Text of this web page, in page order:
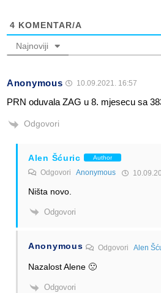
4 KOMENTAR/A
Najnoviji
Anonymous 10.09.2021. 16:57
PRN oduvala ZAG u 8. mjesecu sa
Odgovori
Alen Šćuric Author
Odgovori Anonymous
Ništa novo.
Odgovori
Anonymous OdgovoriAlen
Nazalost Alene 🙁
Odgovori